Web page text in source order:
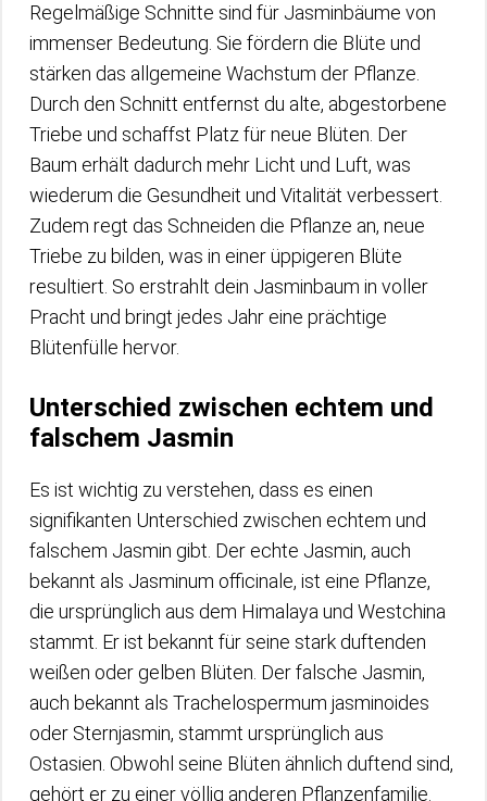
Regelmäßige Schnitte sind für Jasminbäume von
immenser Bedeutung. Sie fördern die Blüte und
stärken das allgemeine Wachstum der Pflanze.
Durch den Schnitt entfernst du alte, abgestorbene
Triebe und schaffst Platz für neue Blüten. Der
Baum erhält dadurch mehr Licht und Luft, was
wiederum die Gesundheit und Vitalität verbessert.
Zudem regt das Schneiden die Pflanze an, neue
Triebe zu bilden, was in einer üppigeren Blüte
resultiert. So erstrahlt dein Jasminbaum in voller
Pracht und bringt jedes Jahr eine prächtige
Blütenfülle hervor.
Unterschied zwischen echtem und
falschem Jasmin
Es ist wichtig zu verstehen, dass es einen
signifikanten Unterschied zwischen echtem und
falschem Jasmin gibt. Der echte Jasmin, auch
bekannt als Jasminum officinale, ist eine Pflanze,
die ursprünglich aus dem Himalaya und Westchina
stammt. Er ist bekannt für seine stark duftenden
weißen oder gelben Blüten. Der falsche Jasmin,
auch bekannt als Trachelospermum jasminoides
oder Sternjasmin, stammt ursprünglich aus
Ostasien. Obwohl seine Blüten ähnlich duftend sind,
gehört er zu einer völlig anderen Pflanzenfamilie.